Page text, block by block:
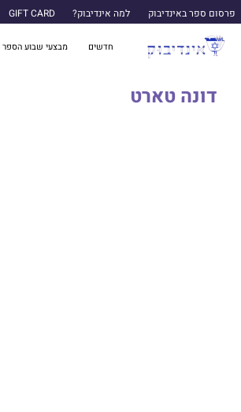
פרסום ספר באינדיבוק למה אינדיבוק? GIFT CARD
חדשים מבצעי שבוע הספר 2026
דונה טארט